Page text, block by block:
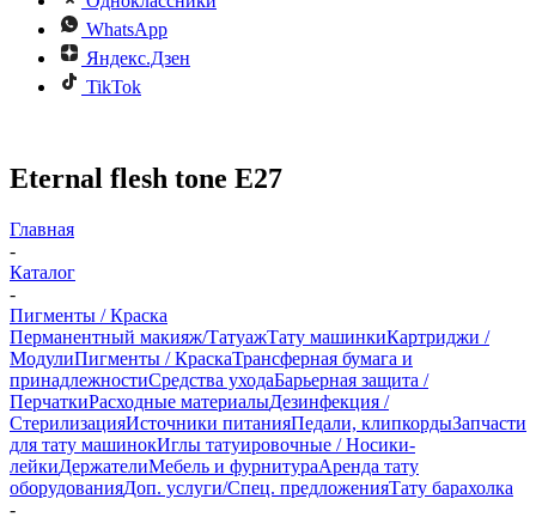
WhatsApp
Яндекс.Дзен
TikTok
Eternal flesh tone E27
Главная
-
Каталог
-
Пигменты / Краска
Перманентный макияж/ТатуажТату машинкиКартриджи /
МодулиПигменты / КраскаТрансферная бумага и
принадлежностиСредства уходаБарьерная защита /
ПерчаткиРасходные материалыДезинфекция /
СтерилизацияИсточники питанияПедали, клипкордыЗапчасти
для тату машинокИглы татуировочные / Носики-
лейкиДержателиМебель и фурнитураАренда тату
оборудованияДоп. услуги/Спец. предложенияТату барахолка
-